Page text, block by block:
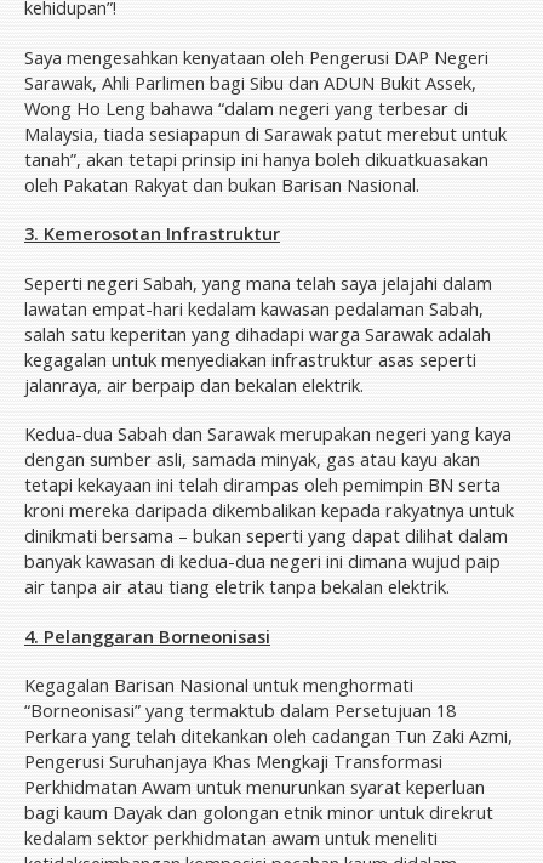
kehidupan”!
Saya mengesahkan kenyataan oleh Pengerusi DAP Negeri
Sarawak, Ahli Parlimen bagi Sibu dan ADUN Bukit Assek,
Wong Ho Leng bahawa “dalam negeri yang terbesar di
Malaysia, tiada sesiapapun di Sarawak patut merebut untuk
tanah”, akan tetapi prinsip ini hanya boleh dikuatkuasakan
oleh Pakatan Rakyat dan bukan Barisan Nasional.
3. Kemerosotan Infrastruktur
Seperti negeri Sabah, yang mana telah saya jelajahi dalam
lawatan empat-hari kedalam kawasan pedalaman Sabah,
salah satu keperitan yang dihadapi warga Sarawak adalah
kegagalan untuk menyediakan infrastruktur asas seperti
jalanraya, air berpaip dan bekalan elektrik.
Kedua-dua Sabah dan Sarawak merupakan negeri yang kaya
dengan sumber asli, samada minyak, gas atau kayu akan
tetapi kekayaan ini telah dirampas oleh pemimpin BN serta
kroni mereka daripada dikembalikan kepada rakyatnya untuk
dinikmati bersama – bukan seperti yang dapat dilihat dalam
banyak kawasan di kedua-dua negeri ini dimana wujud paip
air tanpa air atau tiang eletrik tanpa bekalan elektrik.
4. Pelanggaran Borneonisasi
Kegagalan Barisan Nasional untuk menghormati
“Borneonisasi” yang termaktub dalam Persetujuan 18
Perkara yang telah ditekankan oleh cadangan Tun Zaki Azmi,
Pengerusi Suruhanjaya Khas Mengkaji Transformasi
Perkhidmatan Awam untuk menurunkan syarat keperluan
bagi kaum Dayak dan golongan etnik minor untuk direkrut
kedalam sektor perkhidmatan awam untuk meneliti